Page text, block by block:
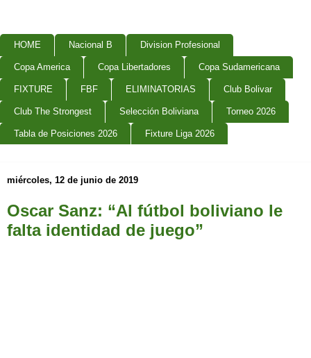
HOME Nacional B Division Profesional
Copa America Copa Libertadores Copa Sudamericana
FIXTURE FBF ELIMINATORIAS Club Bolivar
Club The Strongest Selección Boliviana Torneo 2026
Tabla de Posiciones 2026 Fixture Liga 2026
miércoles, 12 de junio de 2019
Oscar Sanz: “Al fútbol boliviano le
falta identidad de juego”